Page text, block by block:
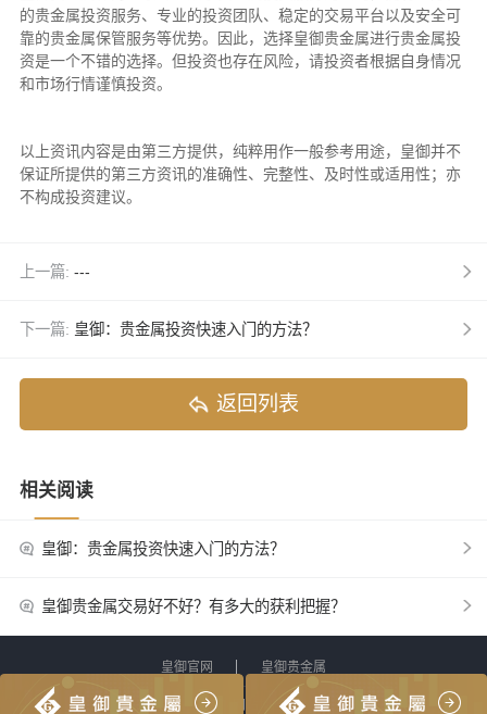
的贵金属投资服务、专业的投资团队、稳定的交易平台以及安全可
靠的贵金属保管服务等优势。因此，选择皇御贵金属进行贵金属投
资是一个不错的选择。但投资也存在风险，请投资者根据自身情况
和市场行情谨慎投资。
以上资讯内容是由第三方提供，纯粹用作一般参考用途，皇御并不
保证所提供的第三方资讯的准确性、完整性、及时性或适用性；亦
不构成投资建议。
上一篇: ---
下一篇: 皇御：贵金属投资快速入门的方法？
返回列表
相关阅读
皇御：贵金属投资快速入门的方法？
皇御贵金属交易好不好？有多大的获利把握？
皇御官网 皇御贵金属
网站地图